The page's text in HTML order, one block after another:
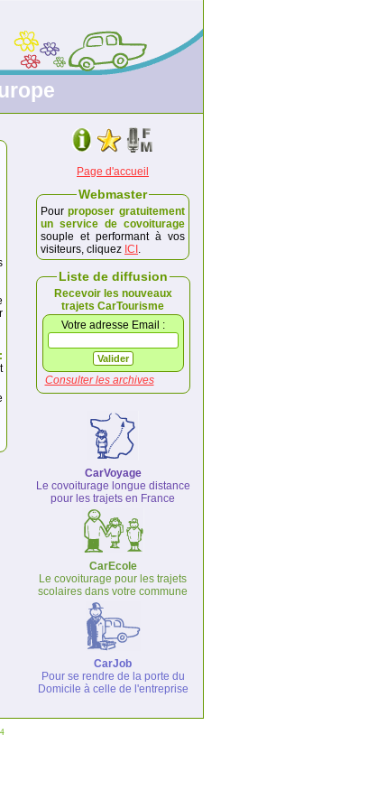
Page d'accueil
Webmaster
Pour proposer gratuitement
un service de covoiturage
souple et performant à vos
visiteurs, cliquez ICI .
Liste de diffusion
Recevoir les nouveaux
trajets CarTourisme
Votre adresse Email :
Consulter les archives
CarVoyage
Le covoiturage longue distance
pour les trajets en France
CarEcole
Le covoiturage pour les trajets
scolaires dans votre commune
CarJob
Pour se rendre de la porte du
Domicile à celle de l'entreprise